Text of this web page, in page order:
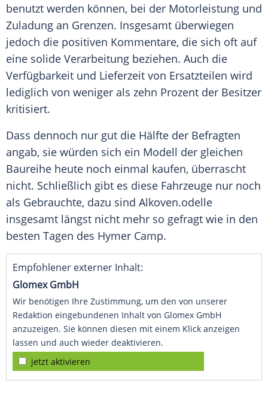
benutzt werden können, bei der Motorleistung und
Zuladung an Grenzen. Insgesamt überwiegen
jedoch die positiven Kommentare, die sich oft auf
eine solide Verarbeitung beziehen. Auch die
Verfügbarkeit und Lieferzeit von Ersatzteilen wird
lediglich von weniger als zehn Prozent der Besitzer
kritisiert.
Dass dennoch nur gut die Hälfte der Befragten
angab, sie würden sich ein Modell der gleichen
Baureihe heute noch einmal kaufen, überrascht
nicht. Schließlich gibt es diese Fahrzeuge nur noch
als Gebrauchte, dazu sind Alkoven.odelle
insgesamt längst nicht mehr so gefragt wie in den
besten Tagen des Hymer Camp.
Empfohlener externer Inhalt:
Glomex GmbH
Wir benötigen Ihre Zustimmung, um den von unserer
Redaktion eingebundenen Inhalt von Glomex GmbH
anzuzeigen. Sie können diesen mit einem Klick anzeigen
lassen und auch wieder deaktivieren.
jetzt aktivieren